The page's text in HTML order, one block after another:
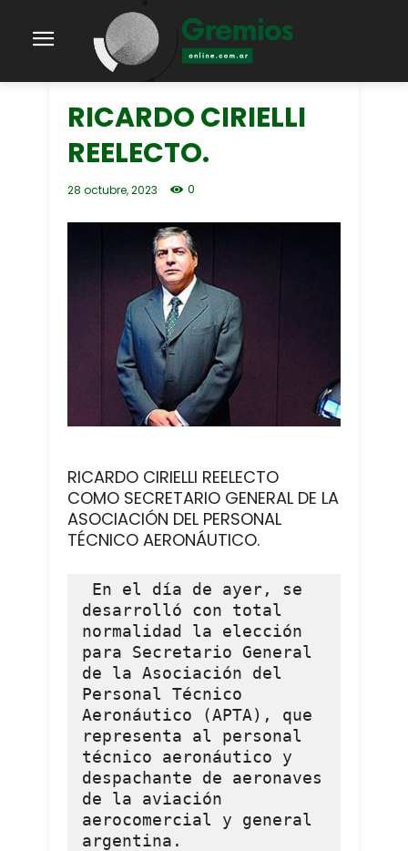
RICARDO CIRIELLI
REELECTO.
28 octubre, 2023 0
RICARDO CIRIELLI REELECTO
COMO SECRETARIO GENERAL DE LA
ASOCIACIÓN DEL PERSONAL
TÉCNICO AERONÁUTICO.
desarrolló con total
normalidad la elección
para Secretario General
de la Asociación del
Personal Técnico
Aeronáutico (APTA), que
representa al personal
técnico aeronáutico y
despachante de aeronaves
de la aviación
aerocomercial y general
argentina.